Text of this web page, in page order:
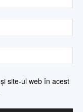
site-ul web în acest